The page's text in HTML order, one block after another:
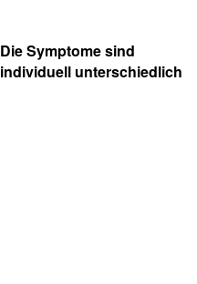
Die Symptome sind
individuell unterschiedlich